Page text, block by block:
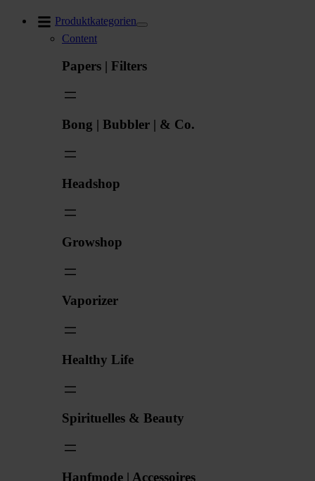
Produktkategorien
Content
Papers | Filters
Bong | Bubbler | & Co.
Headshop
Growshop
Vaporizer
Healthy Life
Spirituelles & Beauty
Hanfmode | Accessoires